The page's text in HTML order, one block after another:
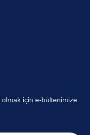
için e-bültenimize